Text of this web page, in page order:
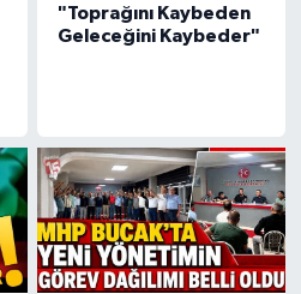
"Toprağını Kaybeden
Geleceğini Kaybeder"